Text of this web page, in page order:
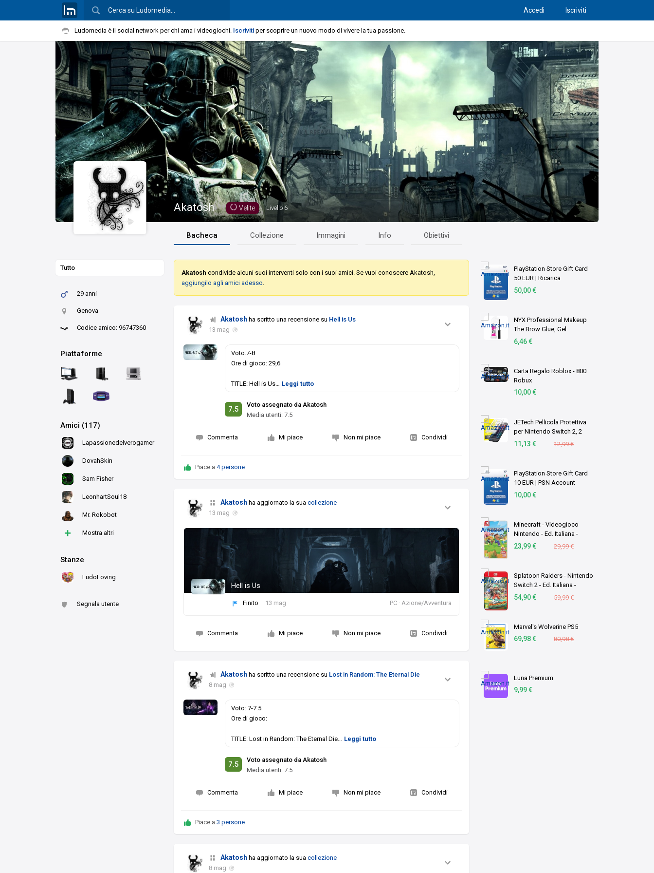
Accedi Iscriviti
Ludomedia è il social network per chi ama i videogiochi. Iscriviti per scoprire un nuovo modo di vivere la tua passione.
Akatosh Velite Livello 6
Bacheca Collezione Immagini Info Obiettivi
Tutto
29 anni
Genova
Codice amico: 96747360
Piattaforme
Amici (117)
Lapassionedelverogamer
DovahSkin
Sam Fisher
LeonhartSoul18
Mr. Rokobot
+ Mostra altri
Stanze
LudoLoving
Segnala utente
PlayStation Store Gift Card
50 EUR | Ricarica
Portafoglio PSN | Account
50,00 €
NYX Professional Makeup
The Brow Glue, Gel
Trasparente per
Fino a …
6,46 €
Carta Regalo Roblox - 800
Robux
10,00 €
JETech Pellicola Protettiva
per Nintendo Switch 2, 2
Pezzi
11,13 € 12,99 €
PlayStation Store Gift Card
10 EUR | PSN Account
italiano | PS5/PS4 Codice
10,00 €
Minecraft - Videogioco
Nintendo - Ed. Italiana -
Versione su scheda
23,99 € 29,99 €
Splatoon Raiders - Nintendo
Switch 2 - Ed. Italiana -
Versione su scheda
54,90 € 59,99 €
Marvel's Wolverine PS5
69,98 € 80,98 €
Luna Premium
9,99 €
Akatosh condivide alcuni suoi interventi solo con i suoi amici. Se vuoi conoscere Akatosh,
aggiungilo agli amici adesso
Akatosh ha scritto una recensione su Hell is Us
13 mag
Voto:7-8
Ore di gioco: 29,6
TITLE: Hell is Us Leggi tutto
7.5
Voto assegnato da Akatosh
Media utenti:7.5
Commenta Mi piace Non mi piace Condividi
Piace a4 persone
Akatosh ha aggiornato la suacollezione
13 mag
Hell is Us
Finito 13 mag PC · Azione/Avventura
Commenta Mi piace Non mi piace Condividi
Akatosh ha scritto una recensione su Lost in Random: The Eternal Die
8 mag
Voto: 7-7.5
Ore di gioco:
TITLE: Lost in Random: The Eternal Die Leggi tutto
7.5
Voto assegnato da Akatosh
Media utenti:7.5
Commenta Mi piace Non mi piace Condividi
Piace a3 persone
Akatosh ha aggiornato la suacollezione
8 mag